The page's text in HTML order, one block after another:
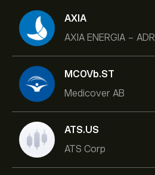
AXIA
AXIA ENERGIA - ADR
MCOVb.ST
Medicover AB
ATS.US
ATS Corp